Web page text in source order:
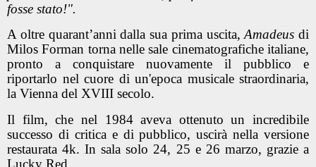
fosse stato!".
A oltre quarant’anni dalla sua prima uscita,Amadeus di
Milos Forman torna nelle sale cinematografiche italiane,
pronto a conquistare nuovamente il pubblico e
riportarlo nel cuore di un'epoca musicale straordinaria,
la Vienna del XVIII secolo.
Il film, che nel 1984 aveva ottenuto un incredibile
successo di critica e di pubblico, uscirà nella versione
restaurata 4k. In sala solo 24, 25 e 26 marzo, grazie a
Lucky Red.